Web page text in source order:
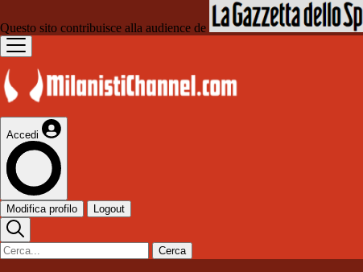
Questo sito contribuisce alla audience de
Accedi
Modifica profilo Logout
Cerca